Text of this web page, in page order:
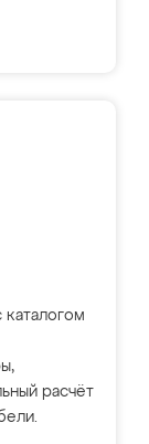
расчёт